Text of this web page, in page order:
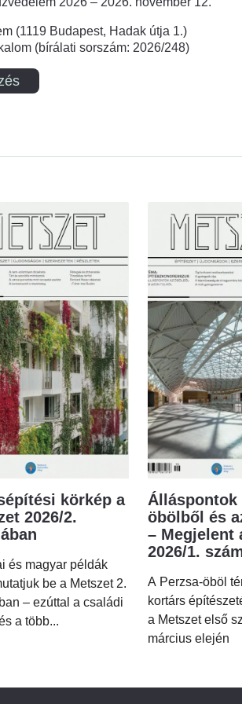
(1119 Budapest, Hadak útja 1.)
(bírálati sorszám: 2026/248)
körkép a
2026/2.
és magyar példák
be a Metszet 2.
– ezúttal a családi
a több...
Álláspontok
öbölből és
– Megjelent
2026/1.
A Perzsa-öböl
kortárs
a Metszet első
március elején